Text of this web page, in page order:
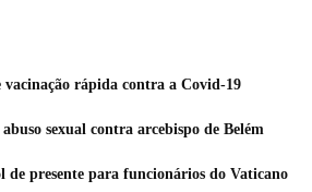
rápida contra a Covid-19
sexual contra arcebispo de Belém
de presente para funcionários do Vaticano